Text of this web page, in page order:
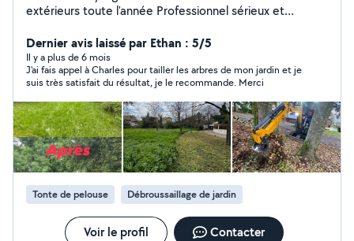
extérieurs toute l'année Professionnel sérieux et
soin de vos espaces verts et de vos extérieurs.
J'interviens pour l'entretien régulier ou ponctuel, en
m'adaptant à vos besoins et à votre planning.
Intervention propre, soignée et discrète, avec le souci
du détail et du travail bien fait. Déplacement sur Paris
intra-muros et toute la banlieue parisienne ️ Disponible
7j/7, du lundi au dimanche Devis gratuit sur simple
demande Réponse rapide
Dernier avis laissé par Ethan : 5/5
Il y a plus de 6 mois
J'ai fais appel à Charles pour tailler les arbres de mon jardin et je
suis très satisfait du résultat, je le recommande. Merci
Tonte de pelouse Débroussaillage de jardin
Voir le profil Contacter